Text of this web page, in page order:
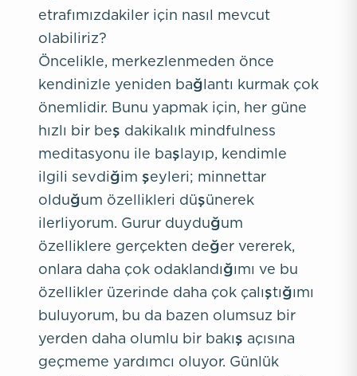
etrafımızdakiler için nasıl mevcut
olabiliriz?
Öncelikle, merkezlenmeden önce
kendinizle yeniden bağlantı kurmak çok
önemlidir. Bunu yapmak için, her güne
hızlı bir beş dakikalık mindfulness
meditasyonu ile başlayıp, kendimle
ilgili sevdiğim şeyleri; minnettar
olduğum özellikleri düşünerek
ilerliyorum. Gurur duyduğum
özelliklere gerçekten değer vererek,
onlara daha çok odaklandığımı ve bu
özellikler üzerinde daha çok çalıştığımı
buluyorum, bu da bazen olumsuz bir
yerden daha olumlu bir bakış açısına
geçmeme yardımcı oluyor. Günlük